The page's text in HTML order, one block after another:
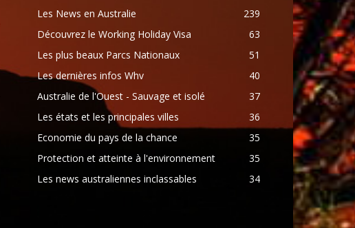
Les News en Australie
239
Découvrez le Working Holiday Visa
63
Les plus beaux Parcs Nationaux
51
Les dernières infos Whv
40
Australie de l'Ouest - Sauvage et isolé
37
Les états et les principales villes
36
Economie du pays de la chance
35
Protection et atteinte à l'environnement
35
Les news australiennes inclassables
34